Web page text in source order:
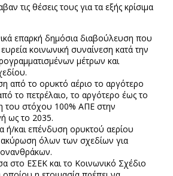
τις θέσεις τους για τα εξής κρίσιμα
επαρκή δημόσια διαβούλευση που
κοινωνική συναίνεση κατά την
μέτρων και
από το ορυκτό αέριο το αργότερο
το πετρέλαιο, το αργότερο έως το
του στόχου 100% ΑΠΕ στην
ως το 2035.
ή/και επένδυση ορυκτού αερίου
όλων των σχεδίων για
στο ΕΣΕΚ και το Κοινωνικό Σχέδιο